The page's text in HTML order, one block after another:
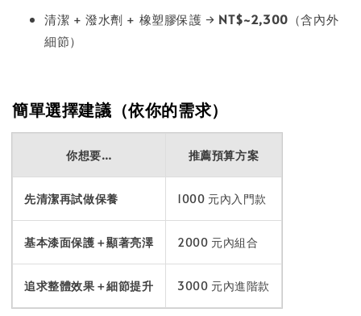
清潔 + 潑水劑 + 橡塑膠保護 → NT$~2,300 （含內外
細節）
簡單選擇建議（依你的需求）
你想要… 推薦預算方案
先清潔再試做保養 1000 元內入門款
基本漆面保護＋顯著亮澤 2000 元內組合
追求整體效果＋細節提升 3000 元內進階款